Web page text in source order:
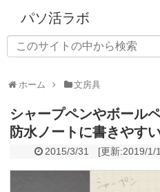
パソ活ラボ
ホーム 文房具
シャープペンやボール
防水ノートに書きやす
2015/3/31 [更新:2019/1/